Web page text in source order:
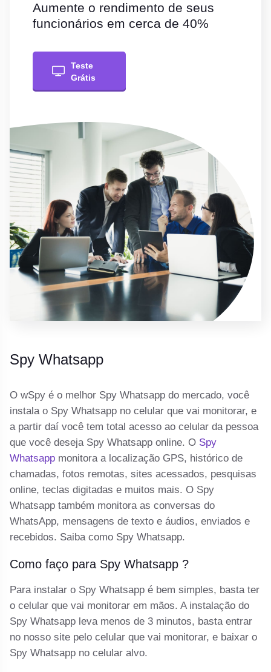
Aumente o rendimento de seus
funcionários em cerca de 40%
Teste
Grátis
Spy Whatsapp
O wSpy é o melhor Spy Whatsapp do mercado, você
instala o Spy Whatsapp no celular que vai monitorar, e
a partir daí você tem total acesso ao celular da pessoa
que você deseja Spy Whatsapp online. O Spy
Whatsapp monitora a localização GPS, histórico de
chamadas, fotos remotas, sites acessados, pesquisas
online, teclas digitadas e muitos mais. O Spy
Whatsapp também monitora as conversas do
WhatsApp, mensagens de texto e áudios, enviados e
recebidos. Saiba como Spy Whatsapp.
Como faço para Spy Whatsapp ?
Para instalar o Spy Whatsapp é bem simples, basta ter
o celular que vai monitorar em mãos. A instalação do
Spy Whatsapp leva menos de 3 minutos, basta entrar
no nosso site pelo celular que vai monitorar, e baixar o
Spy Whatsapp no celular alvo.